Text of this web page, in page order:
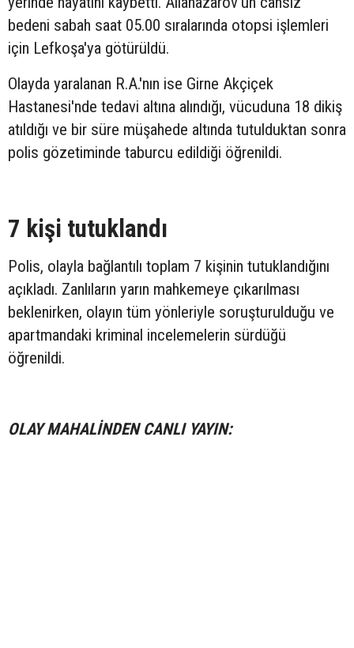
bedeni sabah saat 05.00 sıralarında otopsi işlemleri
için Lefkoşa'ya götürüldü.
Olayda yaralanan R.A.'nın ise Girne Akçiçek
Hastanesi'nde tedavi altına alındığı, vücuduna 18 dikiş
atıldığı ve bir süre müşahede altında tutulduktan sonra
polis gözetiminde taburcu edildiği öğrenildi.
7 kişi tutuklandı
Polis, olayla bağlantılı toplam 7 kişinin tutuklandığını
açıkladı. Zanlıların yarın mahkemeye çıkarılması
beklenirken, olayın tüm yönleriyle soruşturulduğu ve
apartmandaki kriminal incelemelerin sürdüğü
öğrenildi.
OLAY MAHALİNDEN CANLI YAYIN: